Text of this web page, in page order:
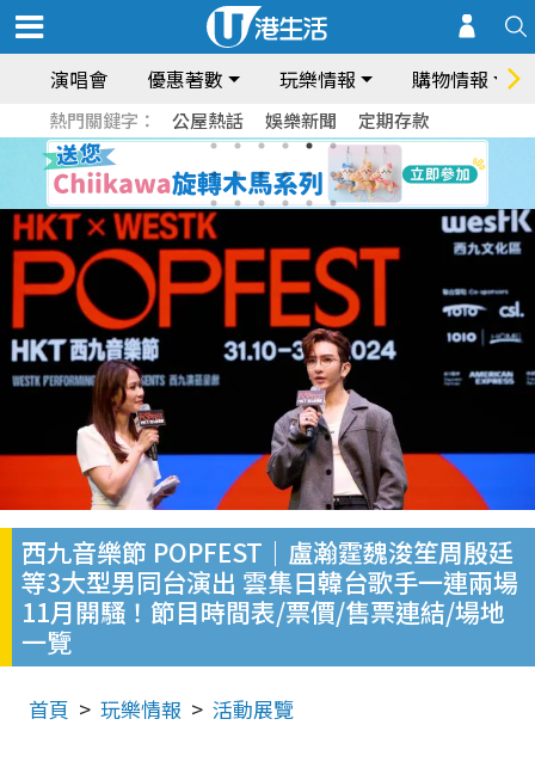
演唱會 優惠著數 玩樂情報 購物情報
熱門關鍵字： 公屋熱話 娛樂新聞 定期存款
西九音樂節 POPFEST｜盧瀚霆魏浚笙周殷廷
等3大型男同台演出 雲集日韓台歌手一連兩場
11月開騷！節目時間表/票價/售票連結/場地
一覽
首頁 玩樂情報 活動展覽